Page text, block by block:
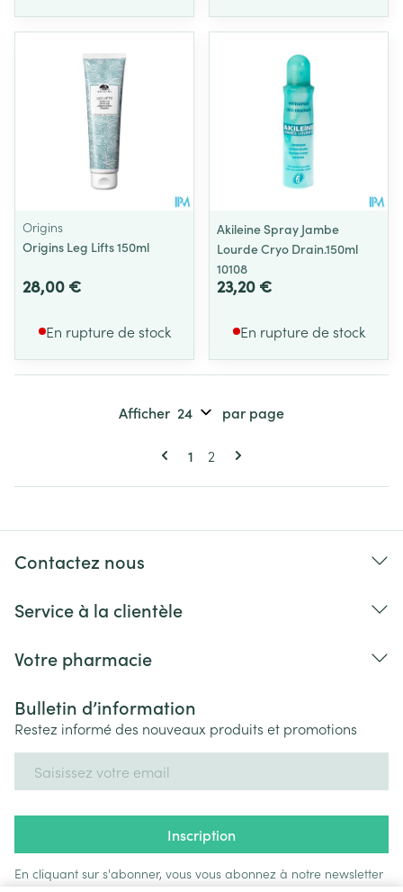
Origins
Origins Leg Lifts 150ml
28,00 €
En rupture de stock
Akileine Spray Jambe
Lourde Cryo Drain.150ml
10108
23,20 €
En rupture de stock
Pages
Vous lisez actuellement la page
1 Page
2
Afficher par page
Contactez nous
Service à la clientèle
Votre pharmacie
Bulletin d’information
Restez informé des nouveaux produits et promotions
Inscription
En cliquant sur s'abonner, vous vous abonnez à notre newsletter